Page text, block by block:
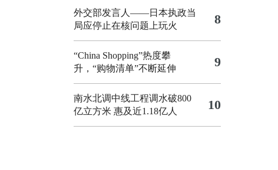
外交部发言人——日本执政当
局应停止在核问题上玩火
8
“China Shopping”热度攀
升，“购物清单”不断延伸
9
南水北调中线工程调水破800
亿立方米 惠及近1.18亿人
10